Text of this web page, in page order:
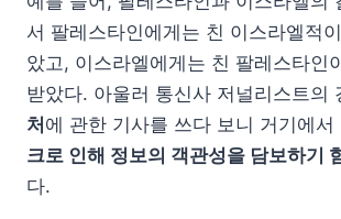
서 팔레스타인에게는 친 이스라엘적
았고, 이스라엘에게는 친 팔레스타인
받았다. 아울러 통신사 저널리스트의
처에 관한 기사를 쓰다 보니 거기에서
크로 인해 정보의 객관성을 담보하기
다.